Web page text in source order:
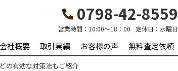
0798-42-8559
営業時間： 10:00～18：00 定休日： 水曜日
会社概要 取引実績 お客様の声 無料査定依頼
の有効な対策法もご紹介